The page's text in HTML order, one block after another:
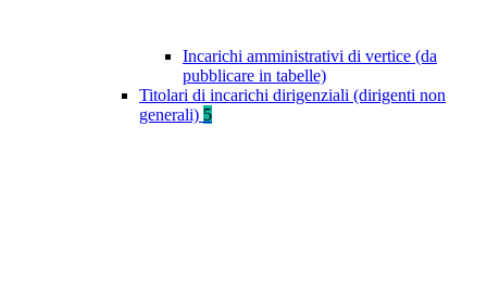
Incarichi amministrativi di vertice (da
pubblicare in tabelle)
Titolari di incarichi dirigenziali (dirigenti non
generali) 5